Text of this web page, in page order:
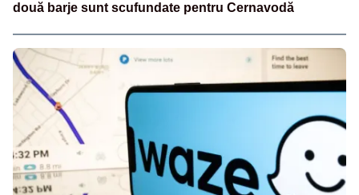
două barje sunt scufundate pentru Cernavodă